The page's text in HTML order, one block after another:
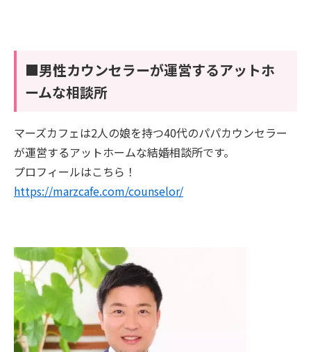
■男性カウンセラーが運営するアットホ
ームな相談所
マーズカフェは2人の娘を持つ40代のパパカウンセラー
が運営するアットホームな結婚相談所です。
プロフィールはこちら！
https://marzcafe.com/counselor/